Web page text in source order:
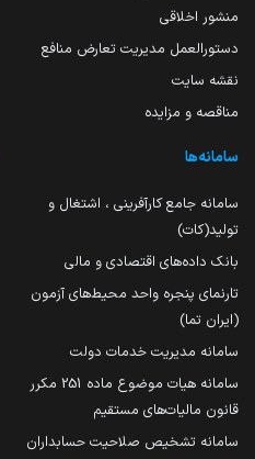
منشور اخلاقی
دستورالعمل مدیریت تعارض منافع
نقشه سایت
مناقصه و مزایده
سامانه‌ها
سامانه جامع کارآفرینی ، اشتغال و
تولید(کات)
بانک داده‌های اقتصادی و مالی
تارنمای پنجره واحد محیط‌های آزمون
(ایران تما)
سامانه مدیریت خدمات دولت
سامانه هیات موضوع ماده 251 مکرر
قانون مالیات‌های مستقیم
سامانه تشخیص صلاحیت حسابداران